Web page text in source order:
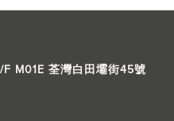
M01E 荃灣白田壩街45號